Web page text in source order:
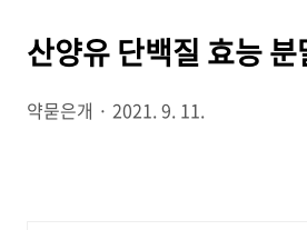
산양유 단백질 효능
약묻은개 2021. 9. 11.